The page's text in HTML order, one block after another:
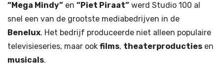
“Mega Mindy” en “Piet Piraat” werd Studio 100 al
snel een van de grootste mediabedrijven in de
Benelux. Het bedrijf produceerde niet alleen populaire
televisieseries, maar ook films, theaterproducties en
musicals.